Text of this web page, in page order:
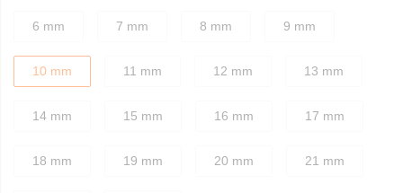
độ bền và độ cứng chắc
6 mm 7 mm 8 mm 9 mm
10 mm 11 mm 12 mm 13 mm
14 mm 15 mm 16 mm 17 mm
18 mm 19 mm 20 mm 21 mm